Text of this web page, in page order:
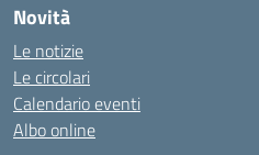
Novità
Le notizie
Le circolari
Calendario eventi
Albo online